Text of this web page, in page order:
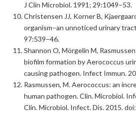
J Clin Microbiol. 1991; 29:1049–53.
Christensen JJ, Korner B,
organism–an unnoticed urinary
97:539–46.
Shannon O, Mörgelin M,
biofilm formation by Aerococcus
causing pathogen. Infect Immun.
Rasmussen, M. Aerococcus: an
human pathogen. Clin. Microbiol.
Clin. Microbiol. Infect. Dis. 2015.